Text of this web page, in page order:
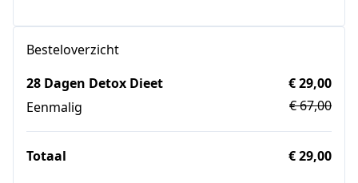
Besteloverzicht
28 Dagen Detox Dieet
Eenmalig
€ 29,00
€ 67,00
Totaal
€ 29,00